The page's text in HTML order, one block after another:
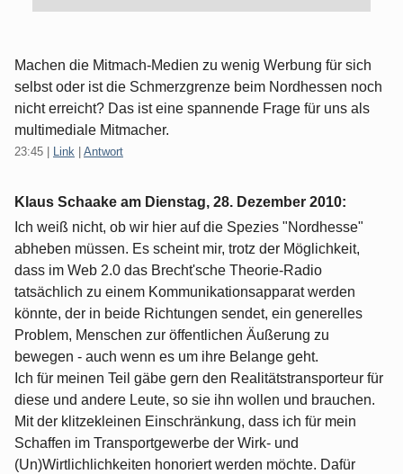
Machen die Mitmach-Medien zu wenig Werbung für sich
selbst oder ist die Schmerzgrenze beim Nordhessen noch
nicht erreicht? Das ist eine spannende Frage für uns als
multimediale Mitmacher.
23:45 Link Antwort
Klaus Schaake am Dienstag, 28. Dezember 2010:
Ich weiß nicht, ob wir hier auf die Spezies "Nordhesse"
abheben müssen. Es scheint mir, trotz der Möglichkeit,
dass im Web 2.0 das Brecht'sche Theorie-Radio
tatsächlich zu einem Kommunikationsapparat werden
könnte, der in beide Richtungen sendet, ein generelles
Problem, Menschen zur öffentlichen Äußerung zu
bewegen - auch wenn es um ihre Belange geht.
Ich für meinen Teil gäbe gern den Realitätstransporteur für
diese und andere Leute, so sie ihn wollen und brauchen.
Mit der klitzekleinen Einschränkung, dass ich für mein
Schaffen im Transportgewerbe der Wirk- und
(Un)Wirtlichlichkeiten honoriert werden möchte. Dafür